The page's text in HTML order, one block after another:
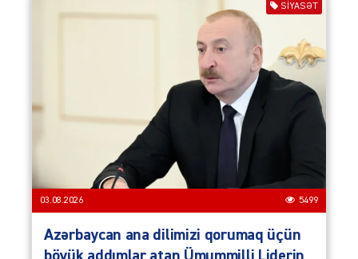
SIYASƏT
03.08.2026 5499
Azərbaycan ana dilimizi qorumaq üçün
böyük addımlar atan Ümummilli Liderin